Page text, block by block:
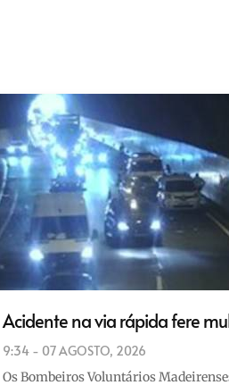
Acidente na via rápida fere
9:34 - 07 AGOSTO, 2026
Os Bombeiros Voluntários